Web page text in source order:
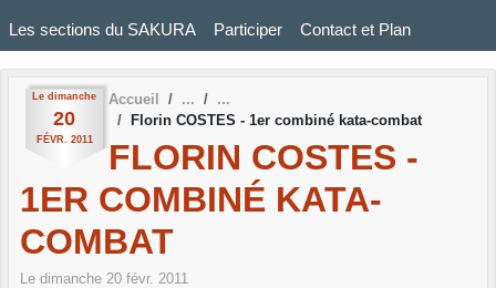
Les sections du SAKURA Participer Contact et Plan
Le dimanche
20
FÉVR. 2011
Accueil
Florin COSTES - 1er combiné kata-combat
FLORIN COSTES -
1ER COMBINÉ KATA-
COMBAT
Le dimanche 20 févr. 2011